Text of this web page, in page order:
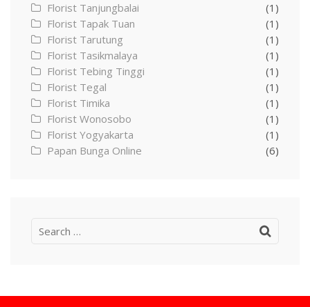
Florist Tanjungbalai
(1)
Florist Tapak Tuan
(1)
Florist Tarutung
(1)
Florist Tasikmalaya
(1)
Florist Tebing Tinggi
(1)
Florist Tegal
(1)
Florist Timika
(1)
Florist Wonosobo
(1)
Florist Yogyakarta
(1)
Papan Bunga Online
(6)
Search